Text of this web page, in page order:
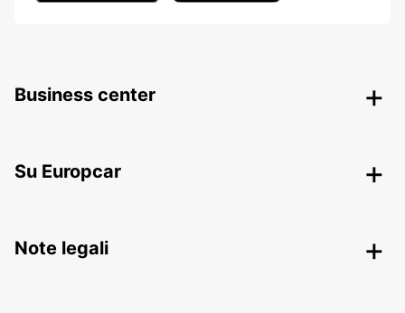
Business center
Su Europcar
Note legali